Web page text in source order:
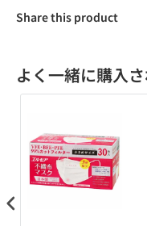
Share this product
よく一緒に購入